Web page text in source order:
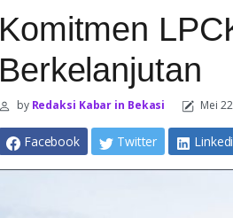
Komitmen
Berkelanjutan
byRedaksi Kabar in Bekasi Mei
Facebook Twitter